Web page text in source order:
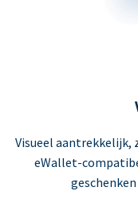
Visueel aantrekkelijk,
eWallet-